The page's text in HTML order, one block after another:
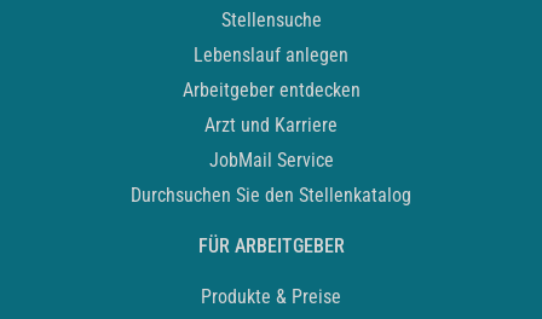
Stellensuche
Lebenslauf anlegen
Arbeitgeber entdecken
Arzt und Karriere
JobMail Service
Durchsuchen Sie den Stellenkatalog
FÜR ARBEITGEBER
Produkte & Preise